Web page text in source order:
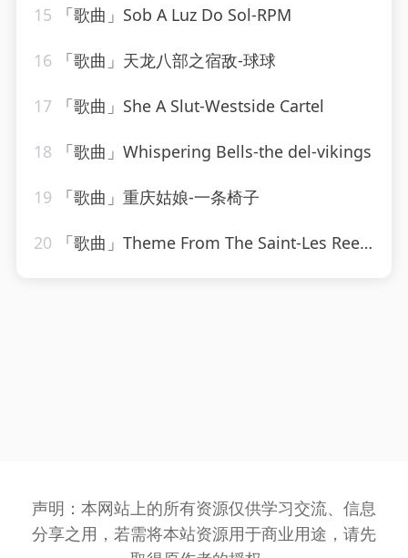
15 「歌曲」Sob A Luz Do Sol-RPM
16 「歌曲」天龙八部之宿敌-球球
17 「歌曲」She A Slut-Westside Cartel
18 「歌曲」Whispering Bells-the del-vikings
19 「歌曲」重庆姑娘-一条椅子
20 「歌曲」Theme From The Saint-Les Reed Brass
声明：本网站上的所有资源仅供学习交流、信息
分享之用，若需将本站资源用于商业用途，请先